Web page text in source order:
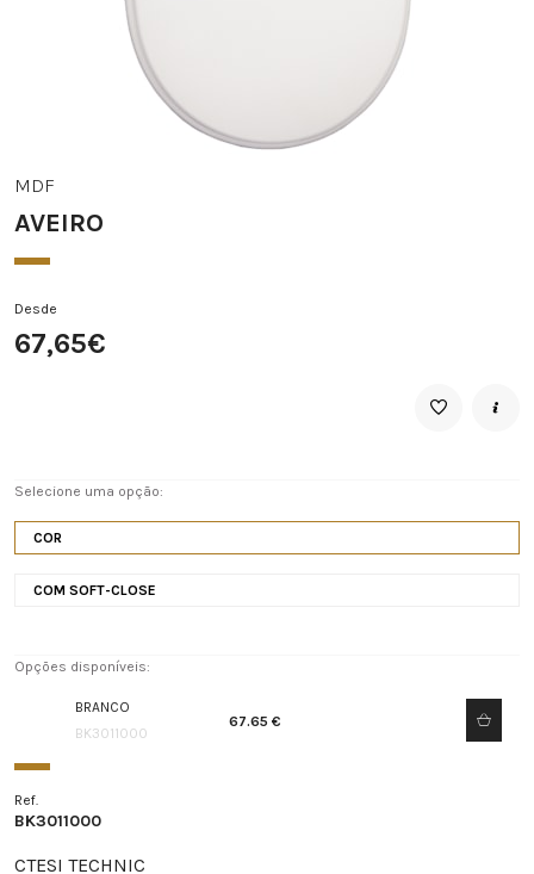
MDF
AVEIRO
Desde
67,65€
Selecione uma opção:
COR
COM SOFT-CLOSE
Opções disponíveis:
BRANCO
BK3011000
67.65 €
Ref.
BK3011000
CTESI TECHNIC